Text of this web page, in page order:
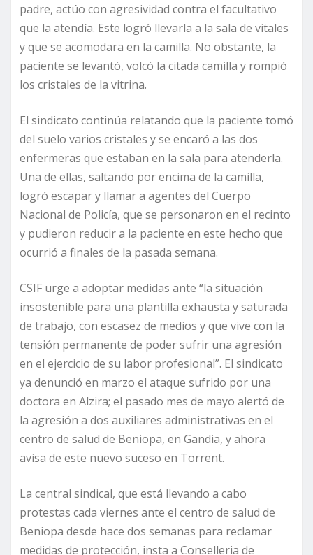
padre, actúo con agresividad contra el facultativo
que la atendía. Este logró llevarla a la sala de vitales
y que se acomodara en la camilla. No obstante, la
paciente se levantó, volcó la citada camilla y rompió
los cristales de la vitrina.
El sindicato continúa relatando que la paciente tomó
del suelo varios cristales y se encaró a las dos
enfermeras que estaban en la sala para atenderla.
Una de ellas, saltando por encima de la camilla,
logró escapar y llamar a agentes del Cuerpo
Nacional de Policía, que se personaron en el recinto
y pudieron reducir a la paciente en este hecho que
ocurrió a finales de la pasada semana.
CSIF urge a adoptar medidas ante “la situación
insostenible para una plantilla exhausta y saturada
de trabajo, con escasez de medios y que vive con la
tensión permanente de poder sufrir una agresión
en el ejercicio de su labor profesional”. El sindicato
ya denunció en marzo el ataque sufrido por una
doctora en Alzira; el pasado mes de mayo alertó de
la agresión a dos auxiliares administrativas en el
centro de salud de Beniopa, en Gandia, y ahora
avisa de este nuevo suceso en Torrent.
La central sindical, que está llevando a cabo
protestas cada viernes ante el centro de salud de
Beniopa desde hace dos semanas para reclamar
medidas de protección, insta a Conselleria de